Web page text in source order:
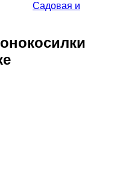
Садовая и